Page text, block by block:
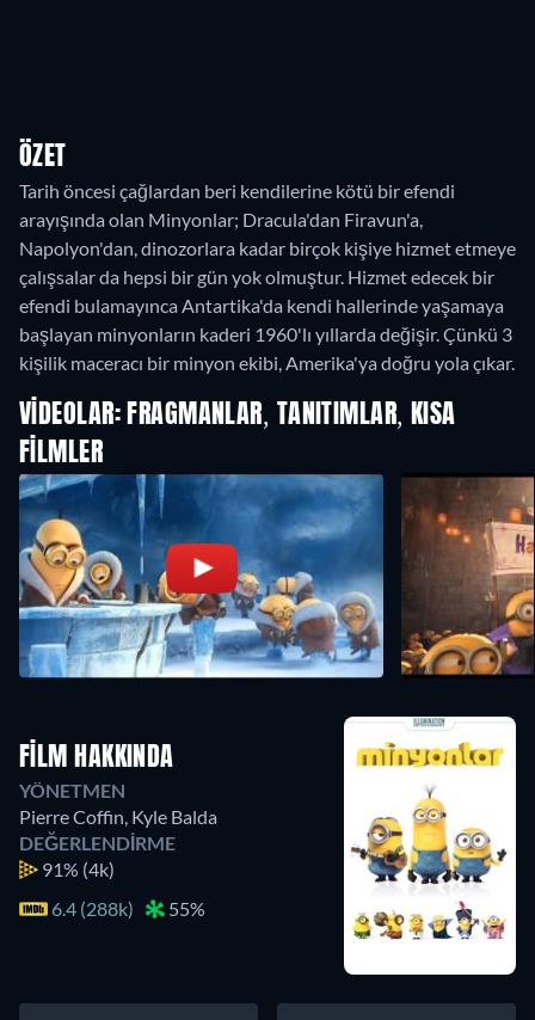
ÖZET
Tarih öncesi çağlardan beri kendilerine kötü bir efendi
arayışında olan Minyonlar; Dracula'dan Firavun'a,
Napolyon'dan, dinozorlara kadar birçok kişiye hizmet etmeye
çalışsalar da hepsi bir gün yok olmuştur. Hizmet edecek bir
efendi bulamayınca Antartika'da kendi hallerinde yaşamaya
başlayan minyonların kaderi 1960'lı yıllarda değişir. Çünkü 3
kişilik maceracı bir minyon ekibi, Amerika'ya doğru yola çıkar.
VIDEOLAR: FRAGMANLAR, TANITIMLAR, KISA
FILMLER
FILM HAKKINDA
YÖNETMEN
Pierre Coffin Kyle Balda
DEĞERLENDIRME
91% (4k)
6.4 (288k)
55%